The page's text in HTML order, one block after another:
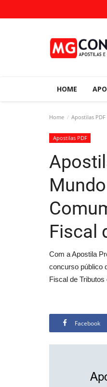
HOME
Home Apostilas PDF
Apostilas PDF
Fiscal
Com a Apostila
concurso público
Fiscal de Tributos
Facebook